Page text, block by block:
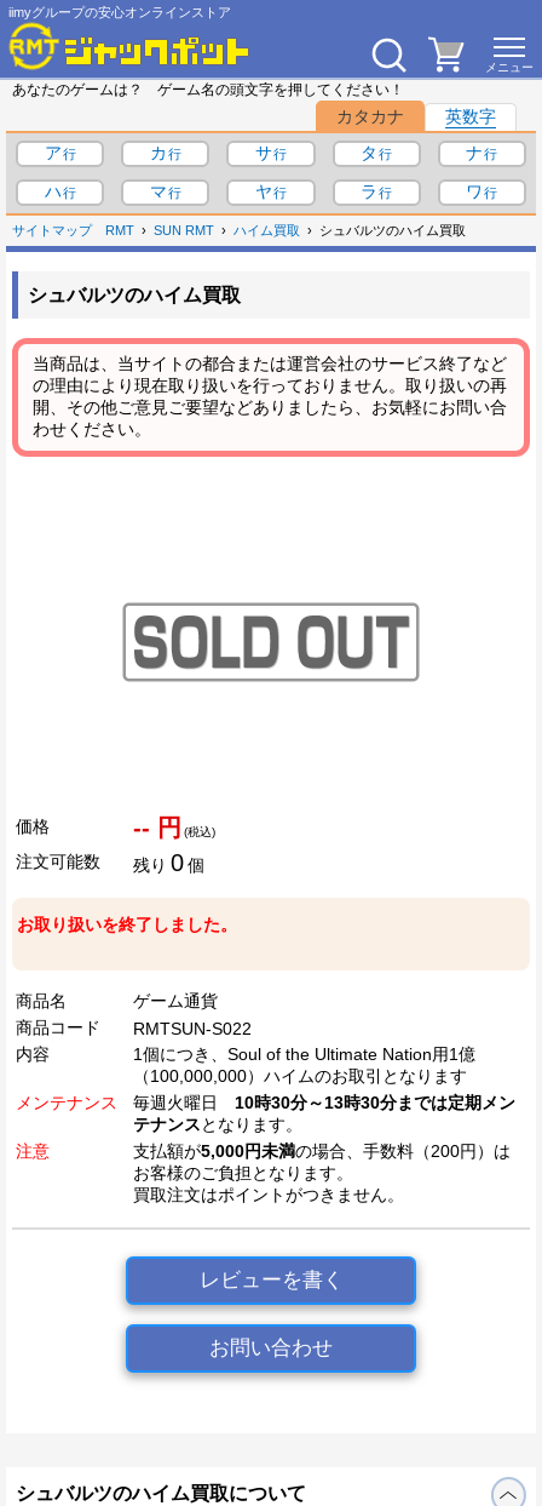
iimyグループの安心オンラインストア
あなたのゲームは？ ゲーム名の頭文字を押してください！
カタカナ
英数字
ア
カ サ タ
ナ
ハ
マ ヤ ラ ワ
サイトマップ RMT SUN RMT ハイム買取 シュバルツのハイム買取
シュバルツのハイム買取
当商品は、当サイトの都合または運営会社のサービス終了など
の理由により現在取り扱いを行っておりません。取り扱いの再
開、その他ご意見ご要望などありましたら、お気軽にお問い合
わせください。
価格 -- 円 (税込)
注文可能数 残り 0個
お取り扱いを終了しました。
商品名
ゲーム通貨
商品コード
RMTSUN-S022
内容
1個につき、Soul of the Ultimate Nation用1億
（100,000,000）ハイムのお取引となります
メンテナンス
毎週火曜日 10時30分～13時30分までは定期メン
テナンスとなります。
注意
支払額が5,000円未満の場合、手数料（200円）は
お客様のご負担となります。
買取注文はポイントがつきません。
レビューを書く
お問い合わせ
シュバルツのハイム買取について